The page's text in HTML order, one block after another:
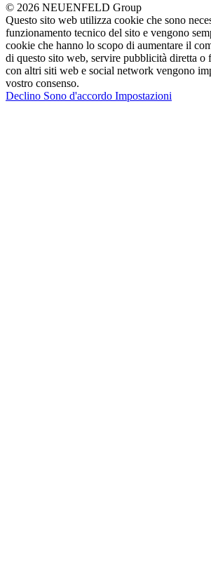
© 2026 NEUENFELD Group
Questo sito web utilizza cookie che sono
funzionamento tecnico del sito e vengono
cookie che hanno lo scopo di aumentare il
di questo sito web, servire pubblicità diretta o
con altri siti web e social network vengono
vostro consenso.
Declino Sono d'accordo Impostazioni